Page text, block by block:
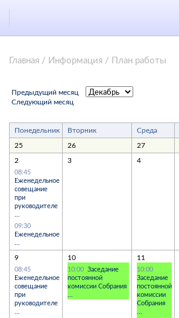
Главная / Информация / План работы
Предыдущий месяц
Следующий месяц
Понедельник Вторник Среда
25 26 27
2
08:45
Еженедельное
совещание
при
руководителе
09:30
Еженедельное
3 4
9
08:45
Еженедельное
совещание
при
руководителе
10
10:00 Заседание
постоянной
комиссии Собрания
11
10:00
Заседание
постоянной
комиссии
Собрания